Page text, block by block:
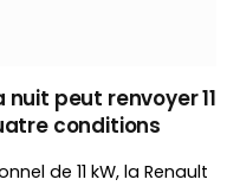
peut renvoyer 11
conditions
de 11 kW, la Renault